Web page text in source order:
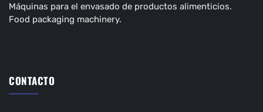
Máquinas para el envasado de productos alimenticios.
Food packaging machinery.
CONTACTO